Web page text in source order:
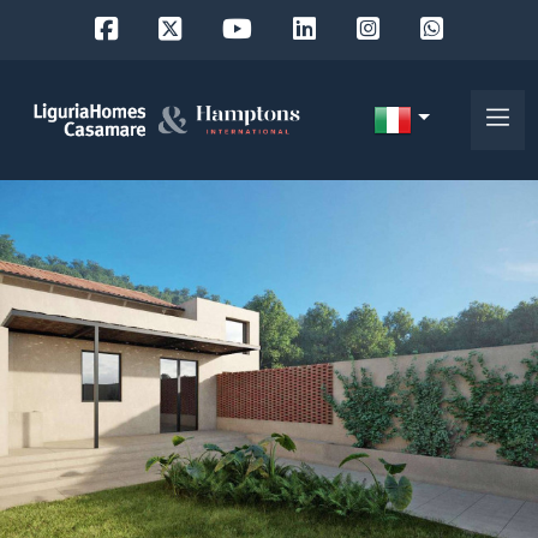
DE
RU
siamo
I
nostri
cercare
Provincia
Comune